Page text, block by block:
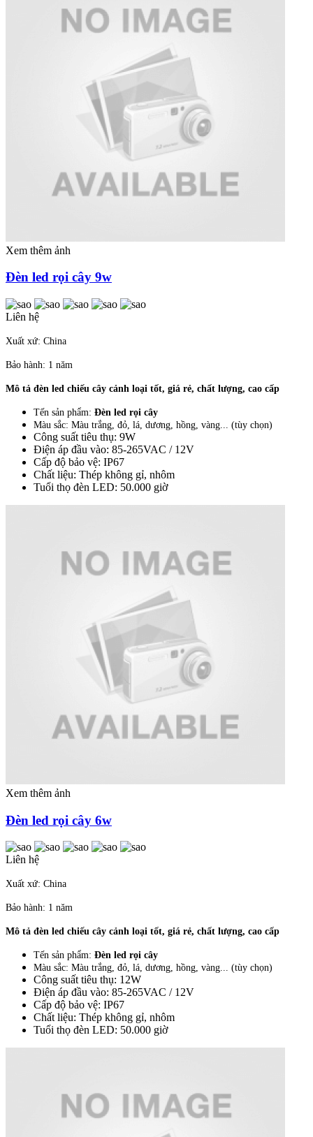
Xem thêm ảnh
Đèn led rọi cây 9w
Liên hệ
Xuất xứ: China
Bảo hành: 1 năm
Mô tả đèn led chiếu cây cảnh loại tốt, giá rẻ, chất lượng, cao cấp
Tến sản phẩm: Đèn led rọi cây
Màu sắc: Màu trắng, đỏ, lá, dương, hồng, vàng... (tùy chọn)
Công suất tiêu thụ: 9W
Điện áp đầu vào: 85-265VAC / 12V
Cấp độ bảo vệ: IP67
Chất liệu: Thép không gỉ, nhôm
Tuổi thọ đèn LED: 50.000 giờ
Xem thêm ảnh
Đèn led rọi cây 6w
Liên hệ
Xuất xứ: China
Bảo hành: 1 năm
Mô tả đèn led chiếu cây cảnh loại tốt, giá rẻ, chất lượng, cao cấp
Tến sản phẩm: Đèn led rọi cây
Màu sắc: Màu trắng, đỏ, lá, dương, hồng, vàng... (tùy chọn)
Công suất tiêu thụ: 12W
Điện áp đầu vào: 85-265VAC / 12V
Cấp độ bảo vệ: IP67
Chất liệu: Thép không gỉ, nhôm
Tuổi thọ đèn LED: 50.000 giờ